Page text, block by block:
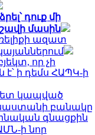
դուք մի
մասին
ազատ
որ չի
է՝ ի դեմս ՀԱՊԿ-ի
կապված
բանակը
գնացքին
ի նոր